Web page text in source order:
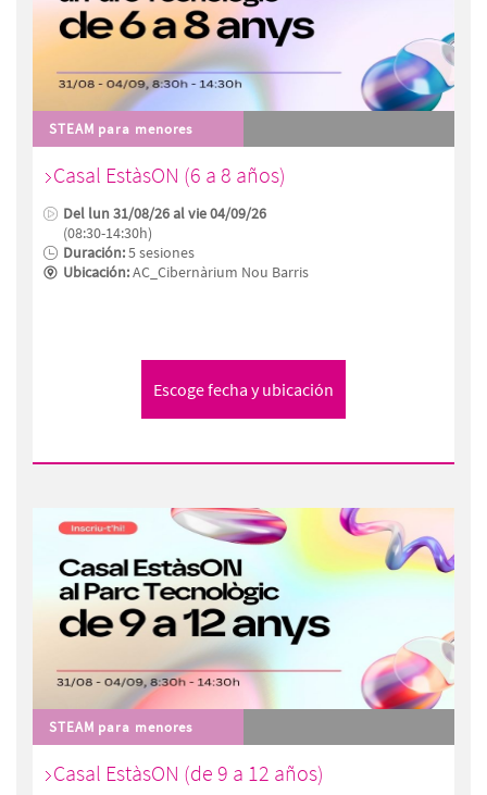
STEAM para menores
Casal EstàsON (6 a 8 años)
Del lun 31/08/26 al vie 04/09/26
(08:30-14:30h)
Duración:5 sesiones
Ubicación:AC_Cibernàrium Nou Barris
STEAM para menores
Casal EstàsON (de 9 a 12 años)